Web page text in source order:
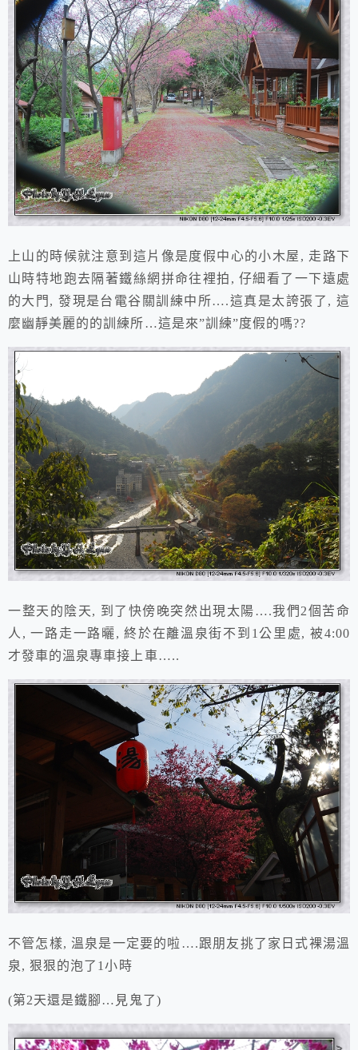
上山的時候就注意到這片像是度假中心的小木屋, 走路下
山時特地跑去隔著鐵絲網拼命往裡拍, 仔細看了一下遠處
的大門, 發現是台電谷關訓練中所….這真是太誇張了, 這
麼幽靜美麗的的訓練所…這是來”訓練”度假的嗎??
一整天的陰天, 到了快傍晚突然出現太陽….我們2個苦命
人, 一路走一路曬, 終於在離溫泉街不到1公里處, 被4:00
才發車的溫泉專車接上車…..
不管怎樣, 溫泉是一定要的啦….跟朋友挑了家日式裸湯溫
泉, 狠狠的泡了1小時
(第2天還是鐵腳…見鬼了)